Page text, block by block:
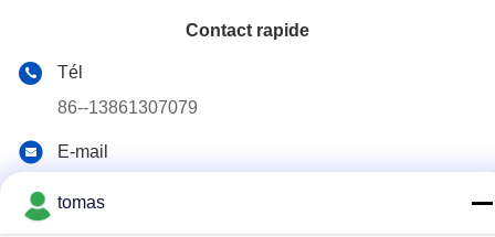
Contact rapide
Tél
86--13861307079
E-mail
tomas